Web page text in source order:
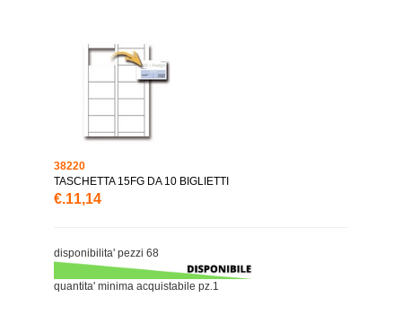
38220
TASCHETTA 15FG DA 10 BIGLIETTI
€.11,14
disponibilita' pezzi 68
quantita' minima acquistabile pz.1